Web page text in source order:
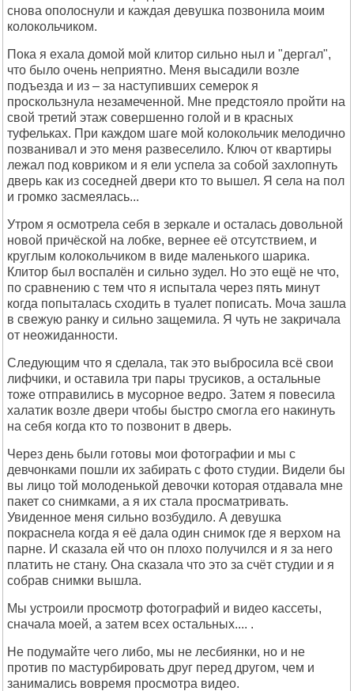
снова ополоснули и каждая девушка позвонила моим
колокольчиком.
Пока я ехала домой мой клитор сильно ныл и "дергал",
что было очень неприятно. Меня высадили возле
подъезда и из – за наступивших семерок я
проскользнула незамеченной. Мне предстояло пройти на
свой третий этаж совершенно голой и в красных
туфельках. При каждом шаге мой колокольчик мелодично
позванивал и это меня развеселило. Ключ от квартиры
лежал под ковриком и я ели успела за собой захлопнуть
дверь как из соседней двери кто то вышел. Я села на пол
и громко засмеялась...
Утром я осмотрела себя в зеркале и осталась довольной
новой причёской на лобке, вернее её отсутствием, и
круглым колокольчиком в виде маленького шарика.
Клитор был воспалён и сильно зудел. Но это ещё не что,
по сравнению с тем что я испытала через пять минут
когда попыталась сходить в туалет пописать. Моча зашла
в свежую ранку и сильно защемила. Я чуть не закричала
от неожиданности.
Следующим что я сделала, так это выбросила всё свои
лифчики, и оставила три пары трусиков, а остальные
тоже отправились в мусорное ведро. Затем я повесила
халатик возле двери чтобы быстро смогла его накинуть
на себя когда кто то позвонит в дверь.
Через день были готовы мои фотографии и мы с
девчонками пошли их забирать с фото студии. Видели бы
вы лицо той молоденькой девочки которая отдавала мне
пакет со снимками, а я их стала просматривать.
Увиденное меня сильно возбудило. А девушка
покраснела когда я её дала один снимок где я верхом на
парне. И сказала ей что он плохо получился и я за него
платить не стану. Она сказала что это за счёт студии и я
собрав снимки вышла.
Мы устроили просмотр фотографий и видео кассеты,
сначала моей, а затем всех остальных.... .
Не подумайте чего либо, мы не лесбиянки, но и не
против по мастурбировать друг перед другом, чем и
занимались вовремя просмотра видео.